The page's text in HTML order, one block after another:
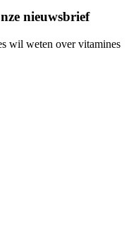
nieuwsbrief
wil weten over vitamines